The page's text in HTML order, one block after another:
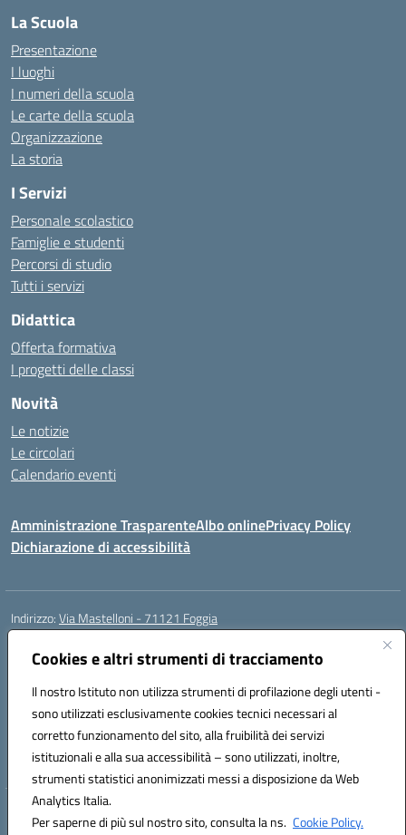
Cookies e altri strumenti di tracciamento
Il nostro Istituto non utilizza strumenti di profilazione degli utenti -
sono utilizzati esclusivamente cookies tecnici necessari al
corretto funzionamento del sito, alla fruibilità dei servizi
istituzionali e alla sua accessibilità – sono utilizzati, inoltre,
strumenti statistici anonimizzati messi a disposizione da Web
Analytics Italia.
Per saperne di più sul nostro sito, consulta la ns. Cookie Policy.
La Scuola
Presentazione
I luoghi
I numeri della scuola
Le carte della scuola
Organizzazione
La storia
I Servizi
Personale scolastico
Famiglie e studenti
Percorsi di studio
Tutti i servizi
Didattica
Offerta formativa
I progetti delle classi
Novità
Le notizie
Le circolari
Calendario eventi
Amministrazione TrasparenteAlbo onlinePrivacy Policy
Dichiarazione di accessibilità
Indirizzo:Via Mastelloni - 71121 Foggia
Centralino:
Posta elettronica certificata (PEC):fgic885004@pec.istruzione.it
Codice fiscale: 94118760712
Codice meccanografico:FGEE00800R
Codice Indice delle Pubbliche Amministrazioni (IPA): istsc_fgee00800r
Codice unico di fatturazione (CUF): UFEQ55
Hosting & Powered by 3D Solution S.r.l.